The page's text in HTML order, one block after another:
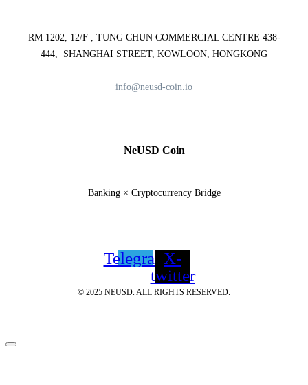
RM 1202, 12/F , TUNG CHUN COMMERCIAL CENTRE 438-
444, SHANGHAI STREET, KOWLOON, HONGKONG
info@neusd-coin.io
NeUSD Coin
Banking × Cryptocurrency Bridge
TelegramX-
twitter
© 2025 NEUSD. ALL RIGHTS RESERVED.